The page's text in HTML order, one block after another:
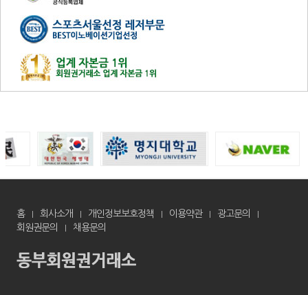
홈 회사소개 개인정보보호정책 이용약관
광고문의
회원권문의
채용문의